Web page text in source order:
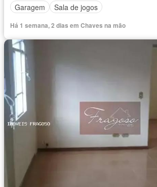
Garagem
Sala de jogos
Há 1 semana, 2 dias em Chaves na mão